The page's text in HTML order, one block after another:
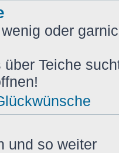
oder
über Teiche
und so weiter